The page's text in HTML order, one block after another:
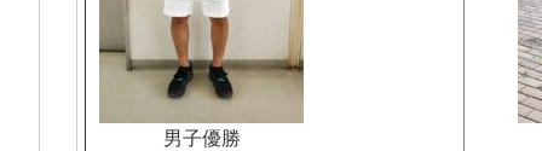
男子優勝